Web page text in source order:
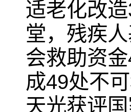
适老化改
堂，残疾
会救助资
成49处不
天光获评